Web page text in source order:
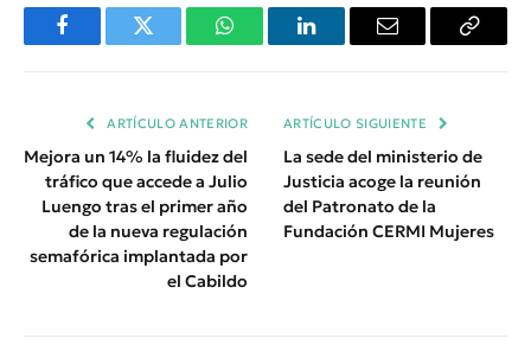
FacebookTwitter WhatsAppLinkedInEmail
Copiar
ARTÍCULO ANTERIOR
Mejora un 14% la fluidez del
tráfico que accede a Julio
Luengo tras el primer año
de la nueva regulación
semafórica implantada por
el Cabildo
ARTÍCULO SIGUIENTE
La sede del ministerio de
Justicia acoge la reunión
del Patronato de la
Fundación CERMI Mujeres